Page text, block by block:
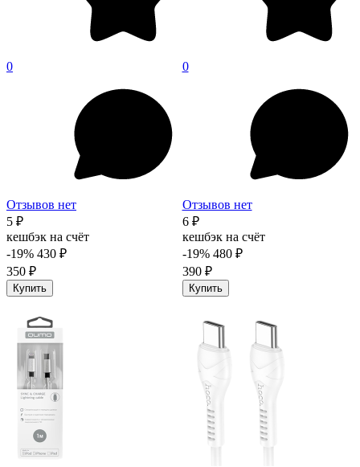
0
Отзывов нет
5 ₽
кешбэк на счёт
-19% 430 ₽
350 ₽
Купить
0
Отзывов нет
6 ₽
кешбэк на счёт
-19% 480 ₽
390 ₽
Купить